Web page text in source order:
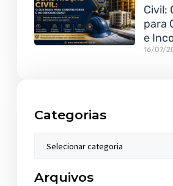
Civil:
para
e
16/07/
Categorias
Arquivos